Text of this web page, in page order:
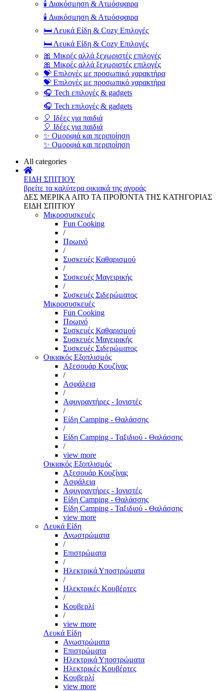
🕯️ Διακόσμηση & Ατμόσφαιρα
🕯️ Διακόσμηση & Ατμόσφαιρα
🛏️ Λευκά Είδη & Cozy Επιλογές
🛏️ Λευκά Είδη & Cozy Επιλογές
🎀 Μικρές αλλά ξεχωριστές επιλογές
🎀 Μικρές αλλά ξεχωριστές επιλογές
💝 Επιλογές με προσωπικό χαρακτήρα
💝 Επιλογές με προσωπικό χαρακτήρα
🎧 Tech επιλογές & gadgets
🎧 Tech επιλογές & gadgets
🎈 Ιδέες για παιδιά
🎈 Ιδέες για παιδιά
✨ Ομορφιά και περιποίηση
✨ Ομορφιά και περιποίηση
All categories
ΕΙΔΗ ΣΠΙΤΙΟΥ
βρείτε τα καλύτερα οικιακά της αγοράς
ΔΕΣ ΜΕΡΙΚΑ ΑΠΌ ΤΑ ΠΡΟΪΌΝΤΑ ΤΗΣ ΚΑΤΗΓΟΡΙΑΣ
ΕΙΔΗ ΣΠΙΤΙΟΥ
Μικροσυσκευές
Fun Cooking
/
Πρωινό
/
Συσκευές Καθαρισμού
/
Συσκευές Μαγειρικής
/
Συσκευές Σιδερώματος
Μικροσυσκευές
Fun Cooking
Πρωινό
Συσκευές Καθαρισμού
Συσκευές Μαγειρικής
Συσκευές Σιδερώματος
Οικιακός Εξοπλισμός
Αξεσουάρ Κουζίνας
/
Ασφάλεια
/
Αφυγραντήρες - Ιονιστές
/
Είδη Camping - Θαλάσσης
/
Είδη Camping - Ταξιδιού - Θαλάσσης
/
view more
Οικιακός Εξοπλισμός
Αξεσουάρ Κουζίνας
Ασφάλεια
Αφυγραντήρες - Ιονιστές
Είδη Camping - Θαλάσσης
Είδη Camping - Ταξιδιού - Θαλάσσης
view more
Λευκά Είδη
Ανωστρώματα
/
Επιστρώματα
/
Ηλεκτρικά Υποστρώματα
/
Ηλεκτρικές Κουβέρτες
/
Κουβερλί
/
view more
Λευκά Είδη
Ανωστρώματα
Επιστρώματα
Ηλεκτρικά Υποστρώματα
Ηλεκτρικές Κουβέρτες
Κουβερλί
view more